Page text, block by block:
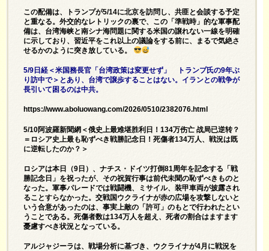
この配備は、トランプが5/14に北京を訪問し、共匪と会談する予定
と重なる。外交的なレトリックの裏で、この「準戦時」的な軍事配
備は、台湾海峡と南シナ海問題に関する米国の譲れない一線を明確
に示しており、習近平をこれ以上の議論をする前に、まるで気絶さ
せるかのように突き放している。
5/9日経＜米国務長官「台湾政策は変更せず」 トランプ氏の9年ぶ
り訪中で＞とあり、台湾で譲歩することはない。イランとの戦争が
長引いて困るのは中共。
https://www.aboluowang.com/2026/0510/2382076.html
5/10阿波羅新聞網＜俄史上最难堪胜利日！134万伤亡 战局已逆转？
＝ロシア史上最も恥ずべき戦勝記念日！死傷者134万人、戦況は既
に逆転したのか？＞
ロシアは本日（9日）、ナチス・ドイツ打倒81周年を記念する「戦
勝記念日」を祝ったが、その祝賀行事は前代未聞の恥ずべきものと
なった。軍事パレードでは戦闘機、ミサイル、装甲車両が披露され
ることすらなかった。交戦国ウクライナが赤の広場を攻撃しないと
いう合意があったのは、事実上敵の「許可」のもとで行われたとい
うことである。死傷者数は134万人を超え、死者の割合はますます
憂慮すべき状況となっている。
アルジャジーラは、戦場分析に基づき、ウクライナが4月に戦況を